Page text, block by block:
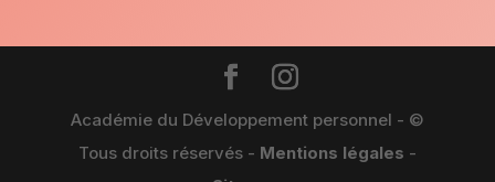
Académie du Développement personnel - ©
Tous droits réservés - Mentions légales -